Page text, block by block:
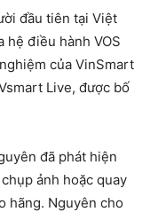
đầu tiên tại Việt
hệ điều hành VOS
của VinSmart
Live, được bố
đã phát hiện
ảnh hoặc quay
hãng. Nguyên cho